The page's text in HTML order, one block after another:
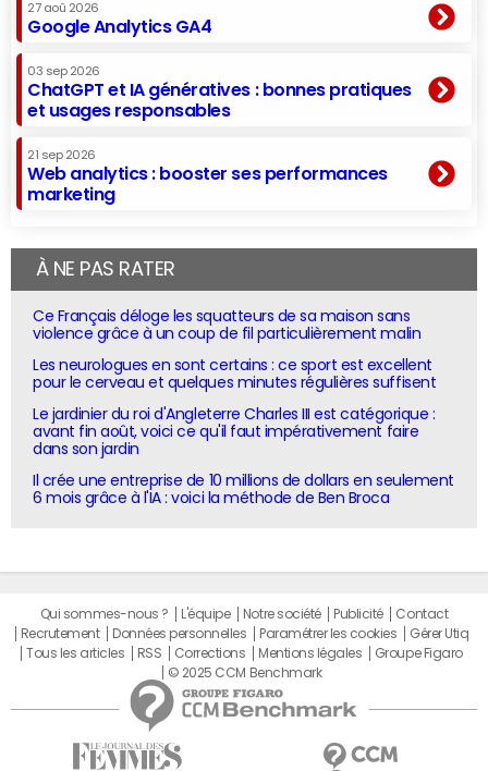
27 aoû 2026
Google Analytics GA4
03 sep 2026
ChatGPT et IA génératives : bonnes pratiques
et usages responsables
21 sep 2026
Web analytics : booster ses performances
marketing
À NE PAS RATER
Ce Français déloge les squatteurs de sa maison sans
violence grâce à un coup de fil particulièrement malin
Les neurologues en sont certains : ce sport est excellent
pour le cerveau et quelques minutes régulières suffisent
Le jardinier du roi d'Angleterre Charles III est catégorique :
avant fin août, voici ce qu'il faut impérativement faire
dans son jardin
Il crée une entreprise de 10 millions de dollars en seulement
6 mois grâce à l'IA : voici la méthode de Ben Broca
Qui sommes-nous ? L'équipe Notre société Publicité
Contact
Recrutement
Données personnelles Paramétrer les cookies
Gérer Utiq
Tous les articles
RSS Corrections Mentions légales
Groupe Figaro
© 2025 CCM Benchmark